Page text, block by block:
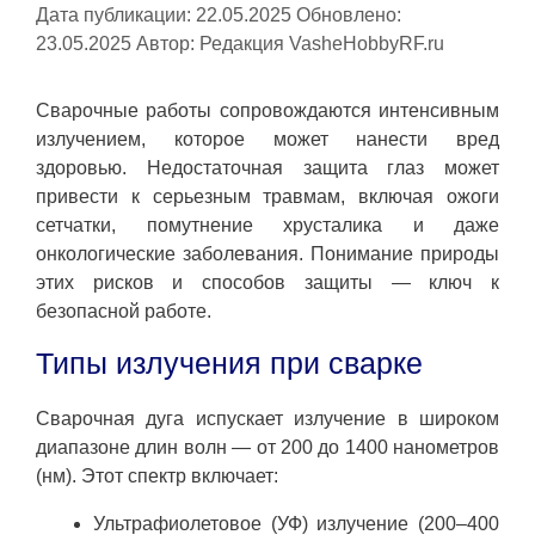
Дата публикации: 22.05.2025 Обновлено:
23.05.2025 Автор: Редакция VasheHobbyRF.ru
Сварочные работы сопровождаются интенсивным
излучением, которое может нанести вред
здоровью. Недостаточная защита глаз может
привести к серьезным травмам, включая ожоги
сетчатки, помутнение хрусталика и даже
онкологические заболевания. Понимание природы
этих рисков и способов защиты — ключ к
безопасной работе.
Типы излучения при сварке
Сварочная дуга испускает излучение в широком
диапазоне длин волн — от 200 до 1400 нанометров
(нм). Этот спектр включает:
Ультрафиолетовое (УФ) излучение (200–400